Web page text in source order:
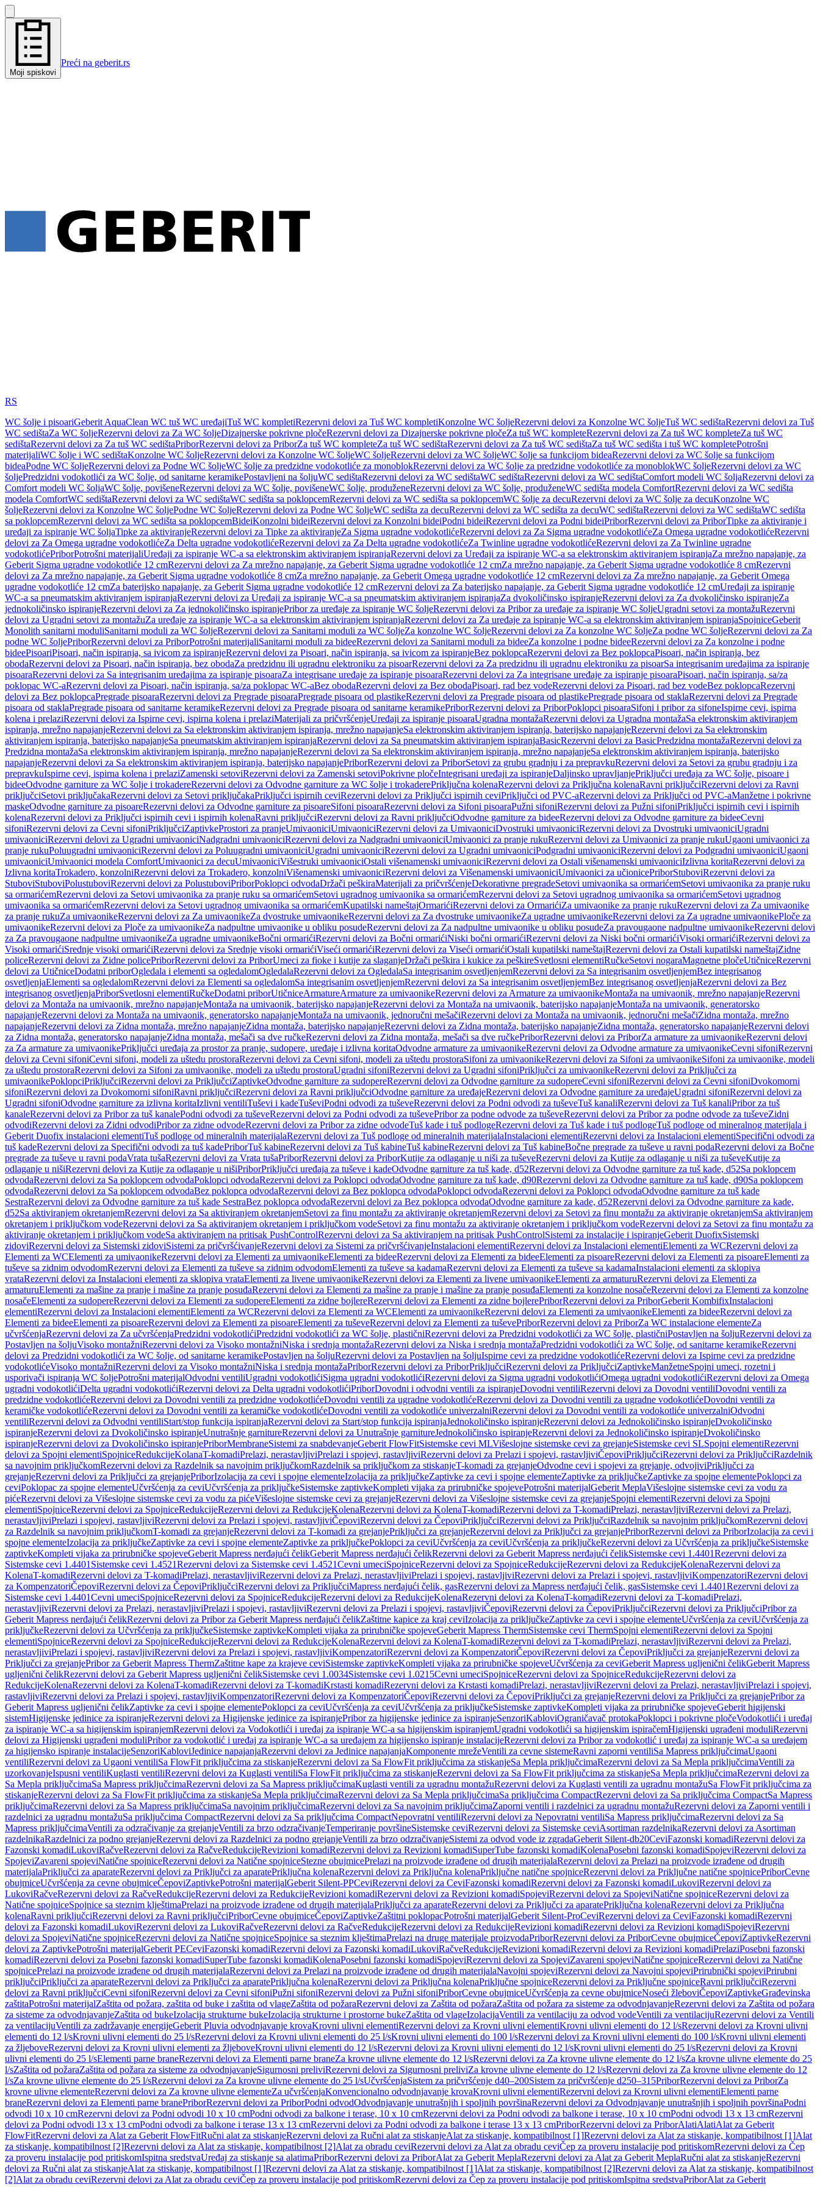
Moji spiskovi
Preći na geberit.rs
RS
WC šolje i pisoariGeberit AquaClean WC tuš WC uređajiTuš WC kompletiRezervni delovi za Tuš WC kompletiKonzolne WC šoljeRezervni delovi za Konzolne WC šoljeTuš WC sedištaRezervni delovi za Tuš
WC sedištaZa WC šoljeRezervni delovi za Za WC šoljeDizajnerske pokrivne pločeRezervni delovi za Dizajnerske pokrivne pločeZa tuš WC kompleteRezervni delovi za Za tuš WC kompleteZa tuš WC
sedištaRezervni delovi za Za tuš WC sedištaPriborRezervni delovi za PriborZa tuš WC kompleteZa tuš WC sedištaRezervni delovi za Za tuš WC sedištaZa tuš WC sedišta i tuš WC kompletePotrošni
materijaliWC šolje i WC sedištaKonzolne WC šoljeRezervni delovi za Konzolne WC šoljeWC šoljeRezervni delovi za WC šoljeWC šolje sa funkcijom bideaRezervni delovi za WC šolje sa funkcijom
bideaPodne WC šoljeRezervni delovi za Podne WC šoljeWC šolje za predzidne vodokotliće za monoblokRezervni delovi za WC šolje za predzidne vodokotliće za monoblokWC šoljeRezervni delovi za WC
šoljePredzidni vodokotlići za WC šolje, od sanitarne keramikePostavljeni na šoljuWC sedištaRezervni delovi za WC sedištaWC sedištaRezervni delovi za WC sedištaComfort modeli WC šoljaRezervni delovi za
Comfort modeli WC šoljaWC šolje, povišeneRezervni delovi za WC šolje, povišeneWC šolje, produženeRezervni delovi za WC šolje, produženeWC sedišta modela ComfortRezervni delovi za WC sedišta
modela ComfortWC sedištaRezervni delovi za WC sedištaWC sedišta sa poklopcemRezervni delovi za WC sedišta sa poklopcemWC šolje za decuRezervni delovi za WC šolje za decuKonzolne WC
šoljeRezervni delovi za Konzolne WC šoljePodne WC šoljeRezervni delovi za Podne WC šoljeWC sedišta za decuRezervni delovi za WC sedišta za decuWC sedištaRezervni delovi za WC sedištaWC sedišta
sa poklopcemRezervni delovi za WC sedišta sa poklopcemBideiKonzolni bideiRezervni delovi za Konzolni bideiPodni bideiRezervni delovi za Podni bideiPriborRezervni delovi za PriborTipke za aktiviranje i
uređaji za ispiranje WC šoljaTipke za aktiviranjeRezervni delovi za Tipke za aktiviranjeZa Sigma ugradne vodokotlićeRezervni delovi za Za Sigma ugradne vodokotlićeZa Omega ugradne vodokotlićeRezervni
delovi za Za Omega ugradne vodokotlićeZa Delta ugradne vodokotlićeRezervni delovi za Za Delta ugradne vodokotlićeZa Twinline ugradne vodokotlićeRezervni delovi za Za Twinline ugradne
vodokotlićePriborPotrošni materijaliUređaji za ispiranje WC-a sa elektronskim aktiviranjem ispiranjaRezervni delovi za Uređaji za ispiranje WC-a sa elektronskim aktiviranjem ispiranjaZa mrežno napajanje, za
Geberit Sigma ugradne vodokotliće 12 cmRezervni delovi za Za mrežno napajanje, za Geberit Sigma ugradne vodokotliće 12 cmZa mrežno napajanje, za Geberit Sigma ugradne vodokotliće 8 cmRezervni
delovi za Za mrežno napajanje, za Geberit Sigma ugradne vodokotliće 8 cmZa mrežno napajanje, za Geberit Omega ugradne vodokotliće 12 cmRezervni delovi za Za mrežno napajanje, za Geberit Omega
ugradne vodokotliće 12 cmZa baterijsko napajanje, za Geberit Sigma ugradne vodokotliće 12 cmRezervni delovi za Za baterijsko napajanje, za Geberit Sigma ugradne vodokotliće 12 cmUređaji za ispiranje
WC-a sa pneumatskim aktiviranjem ispiranjaRezervni delovi za Uređaji za ispiranje WC-a sa pneumatskim aktiviranjem ispiranjaZa dvokoličinsko ispiranjeRezervni delovi za Za dvokoličinsko ispiranjeZa
jednokoličinsko ispiranjeRezervni delovi za Za jednokoličinsko ispiranjePribor za uređaje za ispiranje WC šoljeRezervni delovi za Pribor za uređaje za ispiranje WC šoljeUgradni setovi za montažuRezervni
delovi za Ugradni setovi za montažuZa uređaje za ispiranje WC-a sa elektronskim aktiviranjem ispiranjaRezervni delovi za Za uređaje za ispiranje WC-a sa elektronskim aktiviranjem ispiranjaSpojniceGeberit
Monolith sanitarni moduliSanitarni moduli za WC šoljeRezervni delovi za Sanitarni moduli za WC šoljeZa konzolne WC šoljeRezervni delovi za Za konzolne WC šoljeZa podne WC šoljeRezervni delovi za Za
podne WC šoljePriborRezervni delovi za PriborPotrošni materijaliSanitarni moduli za bideeRezervni delovi za Sanitarni moduli za bideeZa konzolne i podne bideeRezervni delovi za Za konzolne i podne
bideePisoariPisoari, način ispiranja, sa ivicom za ispiranjeRezervni delovi za Pisoari, način ispiranja, sa ivicom za ispiranjeBez poklopcaRezervni delovi za Bez poklopcaPisoari, način ispiranja, bez
obodaRezervni delovi za Pisoari, način ispiranja, bez obodaZa predzidnu ili ugradnu elektroniku za pisoarRezervni delovi za Za predzidnu ili ugradnu elektroniku za pisoarSa integrisanim uređajima za ispiranje
pisoaraRezervni delovi za Sa integrisanim uređajima za ispiranje pisoaraZa integrisane uređaje za ispiranje pisoaraRezervni delovi za Za integrisane uređaje za ispiranje pisoaraPisoari, način ispiranja, sa/za
poklopac WC-aRezervni delovi za Pisoari, način ispiranja, sa/za poklopac WC-aBez obodaRezervni delovi za Bez obodaPisoari, rad bez vodeRezervni delovi za Pisoari, rad bez vodeBez poklopcaRezervni
delovi za Bez poklopcaPregrade pisoaraRezervni delovi za Pregrade pisoaraPregrade pisoara od plastikeRezervni delovi za Pregrade pisoara od plastikePregrade pisoara od staklaRezervni delovi za Pregrade
pisoara od staklaPregrade pisoara od sanitarne keramikeRezervni delovi za Pregrade pisoara od sanitarne keramikePriborRezervni delovi za PriborPoklopci pisoaraSifoni i pribor za sifoneIspirne cevi, ispirna
kolena i prelaziRezervni delovi za Ispirne cevi, ispirna kolena i prelaziMaterijali za pričvršćenjeUređaji za ispiranje pisoaraUgradna montažaRezervni delovi za Ugradna montažaSa elektronskim aktiviranjem
ispiranja, mrežno napajanjeRezervni delovi za Sa elektronskim aktiviranjem ispiranja, mrežno napajanjeSa elektronskim aktiviranjem ispiranja, baterijsko napajanjeRezervni delovi za Sa elektronskim
aktiviranjem ispiranja, baterijsko napajanjeSa pneumatskim aktiviranjem ispiranjaRezervni delovi za Sa pneumatskim aktiviranjem ispiranjaBasicRezervni delovi za BasicPredzidna montažaRezervni delovi za
Predzidna montažaSa elektronskim aktiviranjem ispiranja, mrežno napajanjeRezervni delovi za Sa elektronskim aktiviranjem ispiranja, mrežno napajanjeSa elektronskim aktiviranjem ispiranja, baterijsko
napajanjeRezervni delovi za Sa elektronskim aktiviranjem ispiranja, baterijsko napajanjePriborRezervni delovi za PriborSetovi za grubu gradnju i za prepravkuRezervni delovi za Setovi za grubu gradnju i za
prepravkuIspirne cevi, ispirna kolena i prelaziZamenski setoviRezervni delovi za Zamenski setoviPokrivne pločeIntegrisani uređaji za ispiranjeDaljinsko upravljanjePriključci uređaja za WC šolje, pisoare i
bideeOdvodne garniture za WC šolje i trokadereRezervni delovi za Odvodne garniture za WC šolje i trokaderePriključna kolenaRezervni delovi za Priključna kolenaRavni priključciRezervni delovi za Ravni
priključciSetovi priključakaRezervni delovi za Setovi priključakaPriključci ispirnih ceviRezervni delovi za Priključci ispirnih ceviPriključci od PVC-aRezervni delovi za Priključci od PVC-aManžetne i pokrivne
maskeOdvodne garniture za pisoareRezervni delovi za Odvodne garniture za pisoareSifoni pisoaraRezervni delovi za Sifoni pisoaraPužni sifoniRezervni delovi za Pužni sifoniPriključci ispirnih cevi i ispirnih
kolenaRezervni delovi za Priključci ispirnih cevi i ispirnih kolenaRavni priključciRezervni delovi za Ravni priključciOdvodne garniture za bideeRezervni delovi za Odvodne garniture za bideeCevni
sifoniRezervni delovi za Cevni sifoniPriključciZaptivkeProstori za pranjeUmivaoniciUmivaoniciRezervni delovi za UmivaoniciDvostruki umivaoniciRezervni delovi za Dvostruki umivaoniciUgradni
umivaoniciRezervni delovi za Ugradni umivaoniciNadgradni umivaoniciRezervni delovi za Nadgradni umivaoniciUmivaonici za pranje rukuRezervni delovi za Umivaonici za pranje rukuUgaoni umivaonici za
pranje rukuPoluugradni umivaoniciRezervni delovi za Poluugradni umivaoniciUgradni umivaoniciRezervni delovi za Ugradni umivaoniciPodgradni umivaoniciRezervni delovi za Podgradni umivaoniciUgaoni
umivaoniciUmivaonici modela ComfortUmivaonici za decuUmivaoniciVišestruki umivaoniciOstali višenamenski umivaoniciRezervni delovi za Ostali višenamenski umivaoniciIzlivna koritaRezervni delovi za
Izlivna koritaTrokadero, konzolniRezervni delovi za Trokadero, konzolniVišenamenski umivaoniciRezervni delovi za Višenamenski umivaoniciUmivaonici za učionicePriborStuboviRezervni delovi za
StuboviStuboviPolustuboviRezervni delovi za PolustuboviPriborPoklopci odvodaDržači peškiraMaterijali za pričvršćenjeDekorativne pregradeSetovi umivaonika sa ormarićemSetovi umivaonika za pranje ruku
sa ormarićemRezervni delovi za Setovi umivaonika za pranje ruku sa ormarićemSetovi ugradnog umivaonika sa ormarićemRezervni delovi za Setovi ugradnog umivaonika sa ormarićemSetovi ugradnog
umivaonika sa ormarićemRezervni delovi za Setovi ugradnog umivaonika sa ormarićemKupatilski nameštajOrmarićiRezervni delovi za OrmarićiZa umivaonike za pranje rukuRezervni delovi za Za umivaonike
za pranje rukuZa umivaonikeRezervni delovi za Za umivaonikeZa dvostruke umivaonikeRezervni delovi za Za dvostruke umivaonikeZa ugradne umivaonikeRezervni delovi za Za ugradne umivaonikePloče za
umivaonikeRezervni delovi za Ploče za umivaonikeZa nadpultne umivaonike u obliku posudeRezervni delovi za Za nadpultne umivaonike u obliku posudeZa pravougaone nadpultne umivaonikeRezervni delovi
za Za pravougaone nadpultne umivaonikeZa ugradne umivaonikeBočni ormarićiRezervni delovi za Bočni ormarićiNiski bočni ormarićiRezervni delovi za Niski bočni ormarićiVisoki ormarićiRezervni delovi za
Visoki ormarićiSrednje visoki ormarićiRezervni delovi za Srednje visoki ormarićiViseći ormarićiRezervni delovi za Viseći ormarićiOstali kupatilski nameštajRezervni delovi za Ostali kupatilski nameštajZidne
policeRezervni delovi za Zidne policePriborRezervni delovi za PriborUmeci za fioke i kutije za slaganjeDržači peškira i kukice za peškireSvetlosni elementiRučkeSetovi nogaraMagnetne pločeUtičniceRezervni
delovi za UtičniceDodatni priborOgledala i elementi sa ogledalomOgledalaRezervni delovi za OgledalaSa integrisanim osvetljenjemRezervni delovi za Sa integrisanim osvetljenjemBez integrisanog
osvetljenjaElementi sa ogledalomRezervni delovi za Elementi sa ogledalomSa integrisanim osvetljenjemRezervni delovi za Sa integrisanim osvetljenjemBez integrisanog osvetljenjaRezervni delovi za Bez
integrisanog osvetljenjaPriborSvetlosni elementiRučkeDodatni priborUtičniceArmatureArmature za umivaonikeRezervni delovi za Armature za umivaonikeMontaža na umivaonik, mrežno napajanjeRezervni
delovi za Montaža na umivaonik, mrežno napajanjeMontaža na umivaonik, baterijsko napajanjeRezervni delovi za Montaža na umivaonik, baterijsko napajanjeMontaža na umivaonik, generatorsko
napajanjeRezervni delovi za Montaža na umivaonik, generatorsko napajanjeMontaža na umivaonik, jednoručni mešačiRezervni delovi za Montaža na umivaonik, jednoručni mešačiZidna montaža, mrežno
napajanjeRezervni delovi za Zidna montaža, mrežno napajanjeZidna montaža, baterijsko napajanjeRezervni delovi za Zidna montaža, baterijsko napajanjeZidna montaža, generatorsko napajanjeRezervni delovi
za Zidna montaža, generatorsko napajanjeZidna montaža, mešači sa dve ručkeRezervni delovi za Zidna montaža, mešači sa dve ručkePriborRezervni delovi za PriborZa armature za umivaonikeRezervni delovi
za Za armature za umivaonikePriključci uređaja za prostor za pranje, sudopere, uređaje i izlivna koritaOdvodne armature za umivaonikeRezervni delovi za Odvodne armature za umivaonikeCevni sifoniRezervni
delovi za Cevni sifoniCevni sifoni, modeli za uštedu prostoraRezervni delovi za Cevni sifoni, modeli za uštedu prostoraSifoni za umivaonikeRezervni delovi za Sifoni za umivaonikeSifoni za umivaonike, modeli
za uštedu prostoraRezervni delovi za Sifoni za umivaonike, modeli za uštedu prostoraUgradni sifoniRezervni delovi za Ugradni sifoniPriključci za umivaonikeRezervni delovi za Priključci za
umivaonikePoklopciPriključciRezervni delovi za PriključciZaptivkeOdvodne garniture za sudopereRezervni delovi za Odvodne garniture za sudopereCevni sifoniRezervni delovi za Cevni sifoniDvokomorni
sifoniRezervni delovi za Dvokomorni sifoniRavni priključciRezervni delovi za Ravni priključciOdvodne garniture za uređajeRezervni delovi za Odvodne garniture za uređajeUgradni sifoniRezervni delovi za
Ugradni sifoniOdvodne garniture za izlivna koritaIzlivni ventiliTuševi i kadeTuševiPodni odvodi za tuševeRezervni delovi za Podni odvodi za tuševeTuš kanaliRezervni delovi za Tuš kanaliPribor za tuš
kanaleRezervni delovi za Pribor za tuš kanalePodni odvodi za tuševeRezervni delovi za Podni odvodi za tuševePribor za podne odvode za tuševeRezervni delovi za Pribor za podne odvode za tuševeZidni
odvodiRezervni delovi za Zidni odvodiPribor za zidne odvodeRezervni delovi za Pribor za zidne odvodeTuš kade i tuš podlogeRezervni delovi za Tuš kade i tuš podlogeTuš podloge od mineralnog materijala i
Geberit Duofix instalacioni elementiTuš podloge od mineralnih materijalaRezervni delovi za Tuš podloge od mineralnih materijalaInstalacioni elementiRezervni delovi za Instalacioni elementiSpecifični odvodi za
tuš kadeRezervni delovi za Specifični odvodi za tuš kadePriborTuš kabineRezervni delovi za Tuš kabineTuš kabineRezervni delovi za Tuš kabineBočne pregrade za tuševe u ravni podaRezervni delovi za Bočne
pregrade za tuševe u ravni podaVrata tušaRezervni delovi za Vrata tušaPriborRezervni delovi za PriborKutije za odlaganje u niši za tuševeRezervni delovi za Kutije za odlaganje u niši za tuševeKutije za
odlaganje u nišiRezervni delovi za Kutije za odlaganje u nišiPriborPriključci uređaja za tuševe i kadeOdvodne garniture za tuš kade, d52Rezervni delovi za Odvodne garniture za tuš kade, d52Sa poklopcem
odvodaRezervni delovi za Sa poklopcem odvodaPoklopci odvodaRezervni delovi za Poklopci odvodaOdvodne garniture za tuš kade, d90Rezervni delovi za Odvodne garniture za tuš kade, d90Sa poklopcem
odvodaRezervni delovi za Sa poklopcem odvodaBez poklopca odvodaRezervni delovi za Bez poklopca odvodaPoklopci odvodaRezervni delovi za Poklopci odvodaOdvodne garniture za tuš kade
SestraRezervni delovi za Odvodne garniture za tuš kade SestraBez poklopca odvodaRezervni delovi za Bez poklopca odvodaOdvodne garniture za kade, d52Rezervni delovi za Odvodne garniture za kade,
d52Sa aktiviranjem okretanjemRezervni delovi za Sa aktiviranjem okretanjemSetovi za finu montažu za aktiviranje okretanjemRezervni delovi za Setovi za finu montažu za aktiviranje okretanjemSa aktiviranjem
okretanjem i priključkom vodeRezervni delovi za Sa aktiviranjem okretanjem i priključkom vodeSetovi za finu montažu za aktiviranje okretanjem i priključkom vodeRezervni delovi za Setovi za finu montažu za
aktiviranje okretanjem i priključkom vodeSa aktiviranjem na pritisak PushControlRezervni delovi za Sa aktiviranjem na pritisak PushControlSistemi za instalacije i ispiranjeGeberit DuofixSistemski
zidoviRezervni delovi za Sistemski zidoviSistemi za pričvršćivanjeRezervni delovi za Sistemi za pričvršćivanjeInstalacioni elementiRezervni delovi za Instalacioni elementiElementi za WCRezervni delovi za
Elementi za WCElementi za umivaonikeRezervni delovi za Elementi za umivaonikeElementi za bideeRezervni delovi za Elementi za bideeElementi za pisoareRezervni delovi za Elementi za pisoareElementi za
tuševe sa zidnim odvodomRezervni delovi za Elementi za tuševe sa zidnim odvodomElementi za tuševe sa kadamaRezervni delovi za Elementi za tuševe sa kadamaInstalacioni elementi za sklopiva
vrataRezervni delovi za Instalacioni elementi za sklopiva vrataElementi za livene umivaonikeRezervni delovi za Elementi za livene umivaonikeElementi za armaturuRezervni delovi za Elementi za
armaturuElementi za mašine za pranje i mašine za pranje posuđaRezervni delovi za Elementi za mašine za pranje i mašine za pranje posuđaElementi za konzolne nosačeRezervni delovi za Elementi za konzolne
nosačeElementi za sudopereRezervni delovi za Elementi za sudopereElementi za zidne bojlereRezervni delovi za Elementi za zidne bojlerePriborRezervni delovi za PriborGeberit KombifixInstalacioni
elementiRezervni delovi za Instalacioni elementiElementi za WCRezervni delovi za Elementi za WCElementi za umivaonikeRezervni delovi za Elementi za umivaonikeElementi za bideeRezervni delovi za
Elementi za bideeElementi za pisoareRezervni delovi za Elementi za pisoareElementi za tuševeRezervni delovi za Elementi za tuševePriborRezervni delovi za PriborZa WC instalacione elementeZa
učvršćenjaRezervni delovi za Za učvršćenjaPredzidni vodokotlićiPredzidni vodokotlići za WC šolje, plastičniRezervni delovi za Predzidni vodokotlići za WC šolje, plastičniPostavljen na šoljuRezervni delovi za
Postavljen na šoljuVisoko montažniRezervni delovi za Visoko montažniNiska i srednja montažaRezervni delovi za Niska i srednja montažaPredzidni vodokotlići za WC šolje, od sanitarne keramikeRezervni
delovi za Predzidni vodokotlići za WC šolje, od sanitarne keramikePostavljen na šoljuRezervni delovi za Postavljen na šoljuIspirne cevi za predzidne vodokotlićeRezervni delovi za Ispirne cevi za predzidne
vodokotlićeVisoko montažniRezervni delovi za Visoko montažniNiska i srednja montažaPriborRezervni delovi za PriborPriključciRezervni delovi za PriključciZaptivkeManžetneSpojni umeci, rozetni i
usporivači ispiranja WC šoljePotrošni materijalOdvodni ventiliUgradni vodokotlićiSigma ugradni vodokotlićiRezervni delovi za Sigma ugradni vodokotlićiOmega ugradni vodokotlićiRezervni delovi za Omega
ugradni vodokotlićiDelta ugradni vodokotlićiRezervni delovi za Delta ugradni vodokotlićiPriborDovodni i odvodni ventili za ispiranjeDovodni ventiliRezervni delovi za Dovodni ventiliDovodni ventili za
predzidne vodokotlićeRezervni delovi za Dovodni ventili za predzidne vodokotlićeDovodni ventili za ugradne vodokotlićeRezervni delovi za Dovodni ventili za ugradne vodokotlićeDovodni ventili za
keramičke vodokotlićeRezervni delovi za Dovodni ventili za keramičke vodokotlićeDovodni ventili za vodokotliće univerzalniRezervni delovi za Dovodni ventili za vodokotliće univerzalniOdvodni
ventiliRezervni delovi za Odvodni ventiliStart/stop funkcija ispiranjaRezervni delovi za Start/stop funkcija ispiranjaJednokoličinsko ispiranjeRezervni delovi za Jednokoličinsko ispiranjeDvokoličinsko
ispiranjeRezervni delovi za Dvokoličinsko ispiranjeUnutrašnje garnitureRezervni delovi za Unutrašnje garnitureJednokoličinsko ispiranjeRezervni delovi za Jednokoličinsko ispiranjeDvokoličinsko
ispiranjeRezervni delovi za Dvokoličinsko ispiranjePriborMembraneSistemi za snabdevanjeGeberit FlowFitSistemske cevi MLVišeslojne sistemske cevi za grejanjeSistemske cevi SLSpojni elementiRezervni
delovi za Spojni elementiSpojniceRedukcijeKolanaT-komadiPrelazi, nerastavljiviPrelazi i spojevi, rastavljiviRezervni delovi za Prelazi i spojevi, rastavljiviČepoviPriključciRezervni delovi za PriključciRazdelnik
sa navojnim priključkomRezervni delovi za Razdelnik sa navojnim priključkomRazdelnik sa priključkom za stiskanjeT-komadi za grejanjeOdvodne cevi i spojevi za grejanje, odvojiviPriključci za
grejanjeRezervni delovi za Priključci za grejanjePriborIzolacija za cevi i spojne elementeIzolacija za priključkeZaptivke za cevi i spojne elementeZaptivke za priključkeZaptivke za spojne elementePoklopci za
ceviPoklopac za spojne elementeUčvršćenja za ceviUčvršćenja za priključkeSistemske zaptivkeKompleti vijaka za prirubničke spojevePotrošni materijalGeberit MeplaVišeslojne sistemske cevi za vodu za
pićeRezervni delovi za Višeslojne sistemske cevi za vodu za pićeVišeslojne sistemske cevi za grejanjeRezervni delovi za Višeslojne sistemske cevi za grejanjeSpojni elementiRezervni delovi za Spojni
elementiSpojniceRezervni delovi za SpojniceRedukcijeRezervni delovi za RedukcijeKolenaRezervni delovi za KolenaT-komadiRezervni delovi za T-komadiPrelazi, nerastavljiviRezervni delovi za Prelazi,
nerastavljiviPrelazi i spojevi, rastavljiviRezervni delovi za Prelazi i spojevi, rastavljiviČepoviRezervni delovi za ČepoviPriključciRezervni delovi za PriključciRazdelnik sa navojnim priključkomRezervni delovi
za Razdelnik sa navojnim priključkomT-komadi za grejanjeRezervni delovi za T-komadi za grejanjePriključci za grejanjeRezervni delovi za Priključci za grejanjePriborRezervni delovi za PriborIzolacija za cevi i
spojne elementeIzolacija za priključkeZaptivke za cevi i spojne elementeZaptivke za priključkePoklopci za ceviUčvršćenja za ceviUčvršćenja za priključkeRezervni delovi za Učvršćenja za priključkeSistemske
zaptivkeKompleti vijaka za prirubničke spojeveGeberit Mapress nerđajući čelikGeberit Mapress nerđajući čelikRezervni delovi za Geberit Mapress nerđajući čelikSistemske cevi 1.4401Rezervni delovi za
Sistemske cevi 1.4401 Sistemske cevi 1.4521Rezervni delovi za Sistemske cevi 1.4521Cevni umeciSpojniceRezervni delovi za SpojniceRedukcijeRezervni delovi za RedukcijeKolenaRezervni delovi za
KolenaT-komadiRezervni delovi za T-komadiPrelazi, nerastavljiviRezervni delovi za Prelazi, nerastavljiviPrelazi i spojevi, rastavljiviRezervni delovi za Prelazi i spojevi, rastavljiviKompenzatoriRezervni delovi
za KompenzatoriČepoviRezervni delovi za ČepoviPriključciRezervni delovi za PriključciMapress nerđajući čelik, gasRezervni delovi za Mapress nerđajući čelik, gasSistemske cevi 1.4401Rezervni delovi za
Sistemske cevi 1.4401Cevni umeciSpojniceRezervni delovi za SpojniceRedukcijeRezervni delovi za RedukcijeKolenaRezervni delovi za KolenaT-komadiRezervni delovi za T-komadiPrelazi,
nerastavljiviRezervni delovi za Prelazi, nerastavljiviPrelazi i spojevi, rastavljiviRezervni delovi za Prelazi i spojevi, rastavljiviČepoviRezervni delovi za ČepoviPriključciRezervni delovi za PriključciPribor za
Geberit Mapress nerđajući čelikRezervni delovi za Pribor za Geberit Mapress nerđajući čelikZaštitne kapice za kraj ceviIzolacija za priključkeZaptivke za cevi i spojne elementeUčvršćenja za ceviUčvršćenja za
priključkeRezervni delovi za Učvršćenja za priključkeSistemske zaptivkeKompleti vijaka za prirubničke spojeveGeberit Mapress ThermSistemske cevi ThermSpojni elementiRezervni delovi za Spojni
elementiSpojniceRezervni delovi za SpojniceRedukcijeRezervni delovi za RedukcijeKolenaRezervni delovi za KolenaT-komadiRezervni delovi za T-komadiPrelazi, nerastavljiviRezervni delovi za Prelazi,
nerastavljiviPrelazi i spojevi, rastavljiviRezervni delovi za Prelazi i spojevi, rastavljiviKompenzatoriRezervni delovi za KompenzatoriČepoviRezervni delovi za ČepoviPriključci za grejanjeRezervni delovi za
Priključci za grejanjePribor za Geberit Mapress ThermZaštitne kape za krajeve ceviSistemske zaptivkeKompleti vijaka za prirubničke spojeveUčvršćenja za ceviGeberit Mapress ugljenični čelikGeberit Mapress
ugljenični čelikRezervni delovi za Geberit Mapress ugljenični čelikSistemske cevi 1.0034Sistemske cevi 1.0215Cevni umeciSpojniceRezervni delovi za SpojniceRedukcijeRezervni delovi za
RedukcijeKolenaRezervni delovi za KolenaT-komadiRezervni delovi za T-komadiKrstasti komadiRezervni delovi za Krstasti komadiPrelazi, nerastavljiviRezervni delovi za Prelazi, nerastavljiviPrelazi i spojevi,
rastavljiviRezervni delovi za Prelazi i spojevi, rastavljiviKompenzatoriRezervni delovi za KompenzatoriČepoviRezervni delovi za ČepoviPriključci za grejanjeRezervni delovi za Priključci za grejanjePribor za
Geberit Mapress ugljenični čelikZaptivke za cevi i spojne elementePoklopci za ceviUčvršćenja za ceviUčvršćenja za priključkeSistemske zaptivkeKompleti vijaka za prirubničke spojeveGeberit higijenski
sistemHigijenske jedinice za ispiranjeRezervni delovi za Higijenske jedinice za ispiranjePribor za higijenske jedinice za ispiranjeSenzoriKabloviOgraničavač protokaPoklopci i pokrivne pločeVodokotlići i uređaj
za ispiranje WC-a sa higijenskim ispiranjemRezervni delovi za Vodokotlići i uređaj za ispiranje WC-a sa higijenskim ispiranjemUgradni vodokotlići sa higijenskim ispiračemHigijenski ugrađeni moduliRezervni
delovi za Higijenski ugrađeni moduliPribor za vodokotlić i uređaj za ispiranje WC-a sa uređajem za higijensko ispiranje instalacijeRezervni delovi za Pribor za vodokotlić i uređaj za ispiranje WC-a sa uređajem
za higijensko ispiranje instalacijeSenzoriKabloviJedinice napajanjaRezervni delovi za Jedinice napajanjaKomponente mrežeVentili za cevne sistemeRavni zaporni ventiliSa Mapress priključcimaUgaoni
ventiliRezervni delovi za Ugaoni ventiliSa FlowFit priključcima za stiskanjeRezervni delovi za Sa FlowFit priključcima za stiskanjeSa Mepla priključcimaRezervni delovi za Sa Mepla priključcimaVentili za
uzorkovanjeIspusni ventiliKuglasti ventiliRezervni delovi za Kuglasti ventiliSa FlowFit priključcima za stiskanjeRezervni delovi za Sa FlowFit priključcima za stiskanjeSa Mepla priključcimaRezervni delovi za
Sa Mepla priključcimaSa Mapress priključcimaRezervni delovi za Sa Mapress priključcimaKuglasti ventili za ugradnu montažuRezervni delovi za Kuglasti ventili za ugradnu montažuSa FlowFit priključcima za
stiskanjeRezervni delovi za Sa FlowFit priključcima za stiskanjeSa Mepla priključcimaRezervni delovi za Sa Mepla priključcimaSa priključcima CompactRezervni delovi za Sa priključcima CompactSa Mapress
priključcimaRezervni delovi za Sa Mapress priključcimaSa navojnim priključcimaRezervni delovi za Sa navojnim priključcimaZaporni ventili i razdelnici za ugradnu montažuRezervni delovi za Zaporni ventili i
razdelnici za ugradnu montažuSa priključcima CompactRezervni delovi za Sa priključcima CompactNepovratni ventiliRezervni delovi za Nepovratni ventiliSa Mapress priključcimaRezervni delovi za Sa
Mapress priključcimaVentili za odzračivanje za grejanjeVentili za brzo odzračivanjeTemperiranje površineSistemske ceviRezervni delovi za Sistemske ceviAsortiman razdelnikaRezervni delovi za Asortiman
razdelnikaRazdelnici za podno grejanjeRezervni delovi za Razdelnici za podno grejanjeVentili za brzo odzračivanjeSistemi za odvod vode iz zgradaGeberit Silent-db20CeviFazonski komadiRezervni delovi za
Fazonski komadiLukoviRačveRezervni delovi za RačveRedukcijeRevizioni komadiRezervni delovi za Revizioni komadiSuperTube fazonski komadiKolenaPosebni fazonski komadiSpojeviRezervni delovi za
SpojeviZavareni spojeviNatične spojniceRezervni delovi za Natične spojniceStezne obujmicePrelazi na proizvode izrađene od drugih materijalaRezervni delovi za Prelazi na proizvode izrađene od drugih
materijalaPriključci za aparateRezervni delovi za Priključci za aparatePriključna kolenaRezervni delovi za Priključna kolenaPriključne natične spojniceRezervni delovi za Priključne natične spojnicePriborCevne
obujmiceUčvršćenja za cevne obujmiceČepoviZaptivkePotrošni materijalGeberit Silent-PPCeviRezervni delovi za CeviFazonski komadiRezervni delovi za Fazonski komadiLukoviRezervni delovi za
LukoviRačveRezervni delovi za RačveRedukcijeRezervni delovi za RedukcijeRevizioni komadiRezervni delovi za Revizioni komadiSpojeviRezervni delovi za SpojeviNatične spojniceRezervni delovi za
Natične spojniceSpojnice sa steznim klještimaPrelazi na proizvode izrađene od drugih materijalaPriključci za aparateRezervni delovi za Priključci za aparatePriključna kolenaRezervni delovi za Priključna
kolenaRavni priključciRezervni delovi za Ravni priključciPriborCevne obujmiceČepoviZaptivkeZaštitni poklopacPotrošni materijalGeberit Silent-ProCeviRezervni delovi za CeviFazonski komadiRezervni
delovi za Fazonski komadiLukoviRezervni delovi za LukoviRačveRezervni delovi za RačveRedukcijeRezervni delovi za RedukcijeRevizioni komadiRezervni delovi za Revizioni komadiSpojeviRezervni
delovi za SpojeviNatične spojniceRezervni delovi za Natične spojniceSpojnice sa steznim klještimaPrelazi na druge materijale proizvodaPriborRezervni delovi za PriborCevne obujmiceČepoviZaptivkeRezervni
delovi za ZaptivkePotrošni materijalGeberit PECeviFazonski komadiRezervni delovi za Fazonski komadiLukoviRačveRedukcijeRevizioni komadiRezervni delovi za Revizioni komadiPrelaziPosebni fazonski
komadiRezervni delovi za Posebni fazonski komadiSuperTube fazonski komadiKolenaPosebni fazonski komadiSpojeviRezervni delovi za SpojeviZavareni spojeviNatične spojniceRezervni delovi za Natične
spojnicePrelazi na proizvode izrađene od drugih materijalaRezervni delovi za Prelazi na proizvode izrađene od drugih materijalaNavojni spojeviRezervni delovi za Navojni spojeviPrirubnički spojeviPrirubni
priključciPriključci za aparateRezervni delovi za Priključci za aparatePriključna kolenaRezervni delovi za Priključna kolenaPriključne spojniceRezervni delovi za Priključne spojniceRavni priključciRezervni
delovi za Ravni priključciCevni sifoniRezervni delovi za Cevni sifoniPužni sifoniRezervni delovi za Pužni sifoniPriborCevne obujmiceUčvršćenja za cevne obujmiceNoseći žleboviČepoviZaptivkeGrađevinska
zaštitaPotrošni materijalZaštita od požara, zaštita od buke i zaštita od vlageZaštita od požaraRezervni delovi za Zaštita od požaraZaštita od požara za sisteme za odvodnjavanjeRezervni delovi za Zaštita od požara
za sisteme za odvodnjavanjeZaštita od bukeIzolacija strukturne bukeIzolacija strukturne i prostorne bukeZaštita od vlageIzolacijaVentili za ventilaciju za odvod vodeVentili za ventilacijuRezervni delovi za Ventili
za ventilacijuVentili za zadržavanje energijeGeberit Pluvia odvodnjavanje krovaKrovni ulivni elementiRezervni delovi za Krovni ulivni elementiKrovni ulivni elementi do 12 l/sRezervni delovi za Krovni ulivni
elementi do 12 l/sKrovni ulivni elementi do 25 l/sRezervni delovi za Krovni ulivni elementi do 25 l/sKrovni ulivni elementi do 100 l/sRezervni delovi za Krovni ulivni elementi do 100 l/sKrovni ulivni elementi
za žljeboveRezervni delovi za Krovni ulivni elementi za žljeboveKrovni ulivni elementi do 12 l/sRezervni delovi za Krovni ulivni elementi do 12 l/sKrovni ulivni elementi do 25 l/sRezervni delovi za Krovni
ulivni elementi do 25 l/sElementi parne braneRezervni delovi za Elementi parne braneZa krovne ulivne elemente do 12 l/sRezervni delovi za Za krovne ulivne elemente do 12 l/sZa krovne ulivne elemente do 25
l/sZaštita od požaraZaštita od požara za sisteme za odvodnjavanjeSigurnosni preliviRezervni delovi za Sigurnosni preliviZa krovne ulivne elemente do 12 l/sRezervni delovi za Za krovne ulivne elemente do 12
l/sZa krovne ulivne elemente do 25 l/sRezervni delovi za Za krovne ulivne elemente do 25 l/sUčvršćenjaSistem za pričvršćenje d40–200Sistem za pričvršćenje d250–315PriborRezervni delovi za PriborZa
krovne ulivne elementeRezervni delovi za Za krovne ulivne elementeZa učvršćenjaKonvencionalno odvodnjavanje krovaKrovni ulivni elementiRezervni delovi za Krovni ulivni elementiElementi parne
braneRezervni delovi za Elementi parne branePriborRezervni delovi za PriborPodni odvodOdvodnjavanje unutrašnjih i spoljnih površinaRezervni delovi za Odvodnjavanje unutrašnjih i spoljnih površinaPodni
odvodi 10 x 10 cmRezervni delovi za Podni odvodi 10 x 10 cmPodni odvodi za balkone i terase, 10 x 10 cmRezervni delovi za Podni odvodi za balkone i terase, 10 x 10 cmPodni odvodi 13 x 13 cmRezervni
delovi za Podni odvodi 13 x 13 cmPodni odvodi za balkone i terase 13 x 13 cmRezervni delovi za Podni odvodi za balkone i terase 13 x 13 cmPriborRezervni delovi za PriborAlatiAlatiAlat za Geberit
FlowFitRezervni delovi za Alat za Geberit FlowFitRučni alat za stiskanjeRezervni delovi za Ručni alat za stiskanjeAlat za stiskanje, kompatibilnost [1]Rezervni delovi za Alat za stiskanje, kompatibilnost [1]Alat
za stiskanje, kompatibilnost [2]Rezervni delovi za Alat za stiskanje, kompatibilnost [2]Alat za obradu ceviRezervni delovi za Alat za obradu ceviČep za proveru instalacije pod pritiskomRezervni delovi za Čep
za proveru instalacije pod pritiskomIspitna sredstvaUređaj za stiskanje sa alatimaPriborRezervni delovi za PriborAlat za Geberit MeplaRezervni delovi za Alat za Geberit MeplaRučni alat za stiskanjeRezervni
delovi za Ručni alat za stiskanjeAlat za stiskanje, kompatibilnost [1]Rezervni delovi za Alat za stiskanje, kompatibilnost [1]Alat za stiskanje, kompatibilnost [2]Rezervni delovi za Alat za stiskanje, kompatibilnost
[2]Alat za obradu ceviRezervni delovi za Alat za obradu ceviČep za proveru instalacije pod pritiskomRezervni delovi za Čep za proveru instalacije pod pritiskomIspitna sredstvaPriborAlat za Geberit